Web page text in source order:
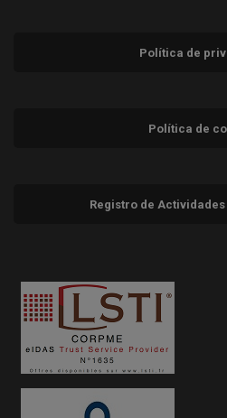
Política de
Política de
Registro de